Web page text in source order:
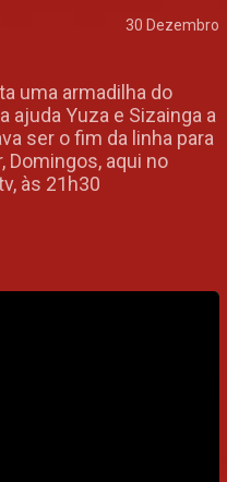
30 Dezembro
uma armadilha do
ajuda Yuza e Sizainga a
ser o fim da linha para
Domingos, aqui no
às 21h30